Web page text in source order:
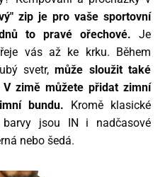
zip je pro vaše sportovní
to pravé ořechové. Je
vás až ke krku. Během
svetr,může sloužit také
V zimě můžete přidat zimní
bundu. Kromě klasické
barvy jsou IN i nadčasové
nebo šedá.